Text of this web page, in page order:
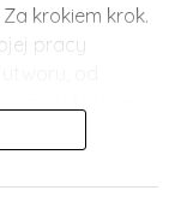
krokiem krok.
pracy
oraz zespół